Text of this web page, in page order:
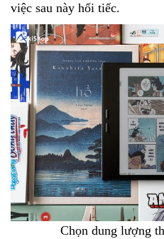
việc sau này hối tiếc.
Chọn dung lượng